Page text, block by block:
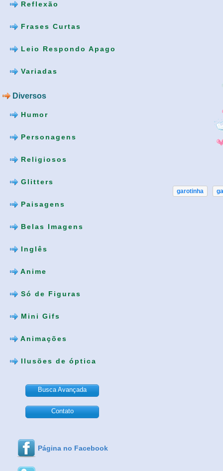
Reflexão
Frases Curtas
Leio Respondo Apago
Variadas
Diversos
Humor
Personagens
Religiosos
Glitters
Paisagens
Belas Imagens
Inglês
Anime
Só de Figuras
Mini Gifs
Animações
Ilusões de óptica
Busca Avançada
Contato
Página no Facebook
garotinha